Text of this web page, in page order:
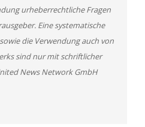
urheberrechtliche Fragen
Eine systematische
die Verwendung auch von
sind nur mit schriftlicher
News Network GmbH